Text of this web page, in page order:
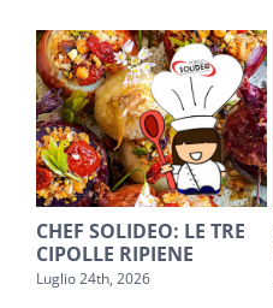
CHEF SOLIDEO: LE TRE
CIPOLLE RIPIENE
Luglio 24th, 2026